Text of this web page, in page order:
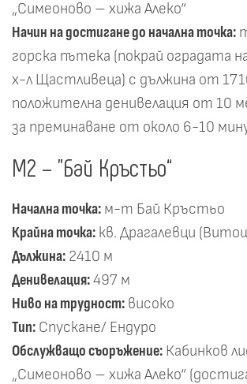
„Симеоново – хижа Алеко“
Начин на достигане до начална точка:
горска пътека (покрай оградата
х-л Щастливеца) с дължина от
положителна денивелация от 10
за преминаване от около 6-10
М2 – "Бай Кръстьо“
Начална точка: м-т Бай Кръстьо
Крайна точка: кв. Драгалевци
Дължина: 2410 м
Денивелация: 497 м
Ниво на трудност: високо
Тип: Спускане/ Ендуро
Обслужващо съоръжение: Кабинков
„Симеоново – хижа Алеко“